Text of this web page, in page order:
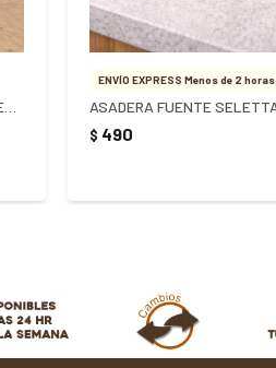
ENVÍO EXPRESS Menos de 2 horas
$ 490